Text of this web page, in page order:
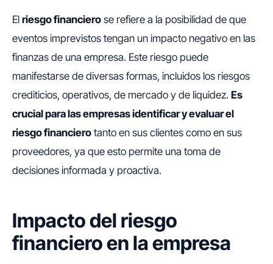
El riesgo financiero se refiere a la posibilidad de que
eventos imprevistos tengan un impacto negativo en las
finanzas de una empresa. Este riesgo puede
manifestarse de diversas formas, incluidos los riesgos
crediticios, operativos, de mercado y de liquidez. Es
crucial para las empresas identificar y evaluar el
riesgo financiero tanto en sus clientes como en sus
proveedores, ya que esto permite una toma de
decisiones informada y proactiva.
Impacto del riesgo
financiero en la empresa